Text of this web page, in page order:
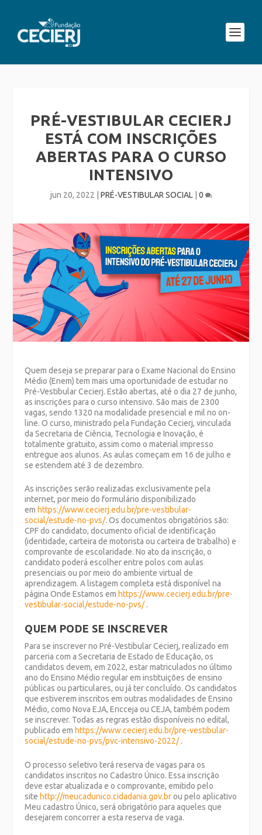
PRÉ-VESTIBULAR CECIERJ
ESTÁ COM INSCRIÇÕES
ABERTAS PARA O CURSO
INTENSIVO
jun 20, 2022 PRÉ-VESTIBULAR SOCIAL| 0
Quem deseja se preparar para o Exame Nacional do Ensino
Médio (Enem) tem mais uma oportunidade de estudar no
Pré-Vestibular Cecierj. Estão abertas, até o dia 27 de junho,
as inscrições para o curso intensivo. São mais de 2300
vagas, sendo 1320 na modalidade presencial e mil no on-
line. O curso, ministrado pela Fundação Cecierj, vinculada
da Secretaria de Ciência, Tecnologia e Inovação, é
totalmente gratuito, assim como o material impresso
entregue aos alunos. As aulascomeçam em 16 de julho e
se estendem até 3 de dezembro.
As inscrições serão realizadas exclusivamente pela
internet, por meio do formulário disponibilizado
em https://www.cecierj.edu.br/pre-vestibular-
social/estude-no-pvs/. Os documentos obrigatórios são:
CPF do candidato, documento oficial de identificação
(identidade, carteira de motorista ou carteira de trabalho) e
comprovante de escolaridade. No ato da inscrição, o
candidato poderá escolher entre polos com aulas
presenciais ou por meio do ambiente virtual de
aprendizagem.A listagem completa está disponível na
página Onde Estamos em https://www.cecierj.edu.br/pre-
vestibular-social/estude-no-pvs/.
QUEM PODE SE INSCREVER
Para se inscrever no Pré-Vestibular Cecierj, realizado em
parceria com a Secretaria de Estado de Educação, os
candidatos devem, em 2022, estar matriculados no último
ano do Ensino Médio regular em instituições de ensino
públicas ou particulares, ou já ter concluído. Os candidatos
que estiverem inscritos em outras modalidades de Ensino
Médio, como Nova EJA, Encceja ou CEJA, também podem
se inscrever. Todas as regras estão disponíveis no edital,
publicado em https://www.cecierj.edu.br/pre-vestibular-
social/estude-no-pvs/pvc-intensivo-2022/.
O processo seletivo terá reserva de vagas para os
candidatos inscritos no Cadastro Único. Essa inscrição
deve estar atualizada e o comprovante, emitido pelo
site http://meucadunico.cidadania.gov.brou pelo aplicativo
Meu cadastro Único, será obrigatório para aqueles que
desejarem concorrer a esta reserva de vaga.